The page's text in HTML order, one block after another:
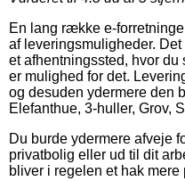
En lang række e-
af leveringsmuligheder.
et afhentningssted, hvor
er mulighed for det.
og desuden ydermere den
Elefanthue, 3-huller, Grov,
Du burde ydermere afveje
privatbolig eller ud til dit
bliver i regelen et hak